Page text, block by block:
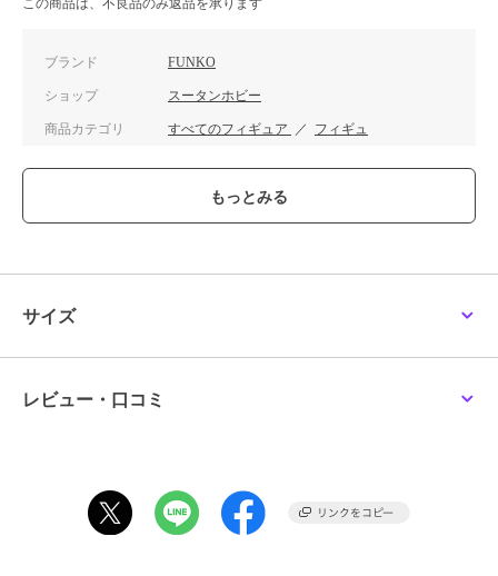
ブランド FUNKO
ショップ スータンホビー
商品カテゴリ すべてのフィギュア ／ フィギュ
サイズ
レビュー・口コミ